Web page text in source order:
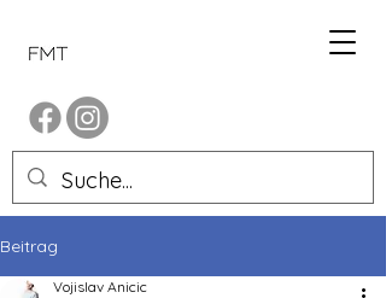
Beitrag
Vojislav Anicic